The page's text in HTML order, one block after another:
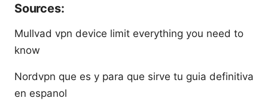
Sources:
Mullvad vpn device limit everything you need to
know
Nordvpn que es y para que sirve tu guia definitiva
en espanol